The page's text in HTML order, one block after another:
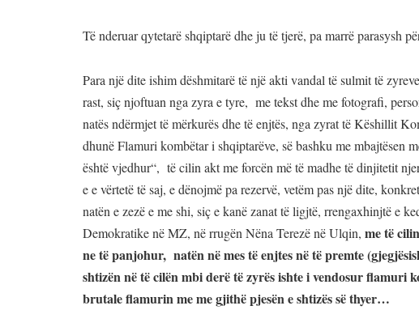
Të nderuar qytetarë shqiptarë dhe ju të tjerë, pa marrë parasysh
Para një dite ishim dëshmitarë të një akti vandal të sulmit të
rast, siç njoftuan nga zyra e tyre, me tekst dhe me fotografi,
natës ndërmjet të mërkurës dhe të enjtës, nga zyrat të Këshillit
dhunë Flamuri kombëtar i shqiptarëve, së bashku me mbajtësen
është vjedhur“, të cilin akt me forcën më të madhe të dinjitetit
e e vërtetë të saj, e dënojmë pa rezervë, vetëm pas një dite,
natën e zezë e me shi, siç e kanë zanat të ligjtë, rrengaxhinjtë e
Demokratike në MZ, në rrugën Nëna Terezë në Ulqin, me të
ne të panjohur, natën në mes të enjtes në të premte
shtizën në të cilën mbi derë të zyrës ishte i vendosur flamuri
brutale flamurin me me gjithë pjesën e shtizës së thyer…